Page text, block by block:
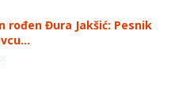
rođen Đura Jakšić: Pesnik